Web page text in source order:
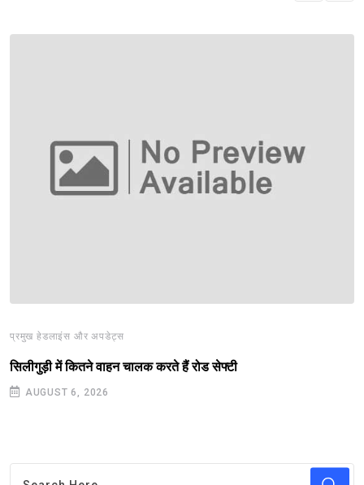
प्रमुख हेडलाइंस और अपडेट्स
सिलीगुड़ी में कितने वाहन चालक करते हैं रोड सेफ्टी
AUGUST 6, 2026